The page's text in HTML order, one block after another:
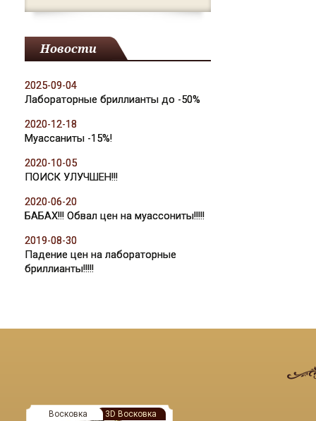
Новости
2025-09-04
Лабораторные бриллианты до -50%
2020-12-18
Муассаниты -15%!
2020-10-05
ПОИСК УЛУЧШЕН!!!
2020-06-20
БАБАХ!!! Обвал цен на муассониты!!!!!
2019-08-30
Падение цен на лабораторные
бриллианты!!!!!
Восковка 3D Восковка